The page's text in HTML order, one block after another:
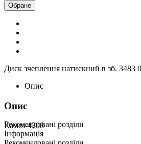
Обране
Диск зчеплення натискний в зб. 3483
Опис
Опис
Камаз-4308
Рекомендовані розділи
Інформація